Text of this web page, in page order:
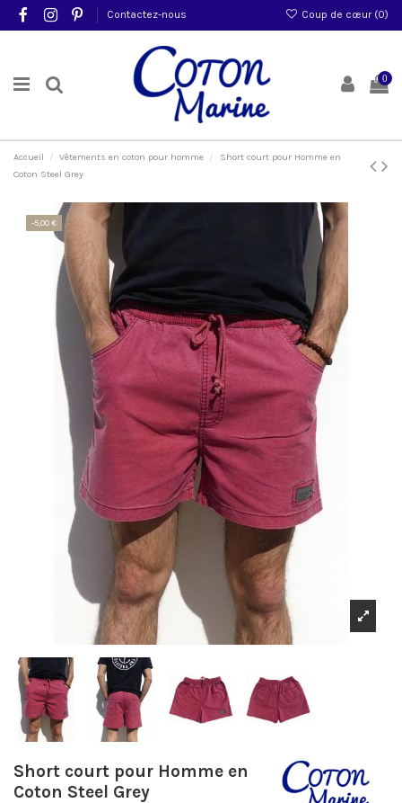
Contactez-nous Coup de cœur (0)
0
Accueil Vêtements en coton pour homme
Short court pour Homme en
Coton Steel Grey
-5,00 €
Short court pour Homme en
Coton Steel Grey